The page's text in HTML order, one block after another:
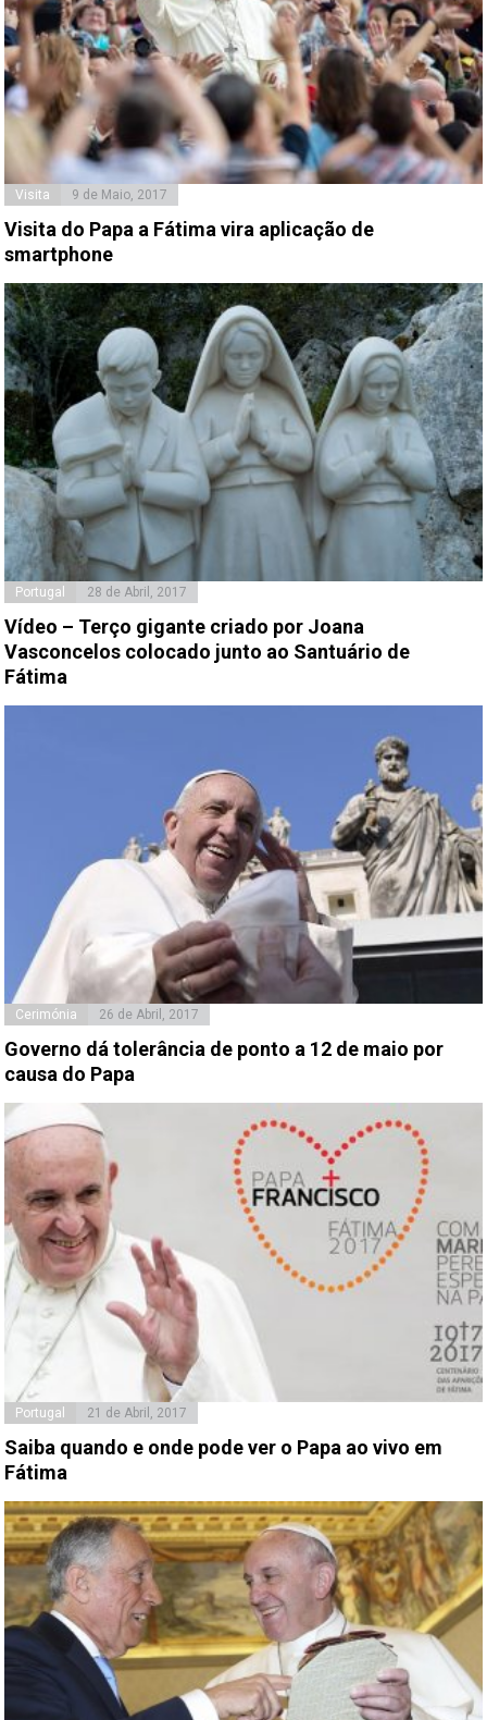
Visita 9 de Maio, 2017
Visita do Papa a Fátima vira aplicação de
smartphone
Portugal 28 de Abril, 2017
Vídeo – Terço gigante criado por Joana
Vasconcelos colocado junto ao Santuário de
Fátima
Cerimónia 26 de Abril, 2017
Governo dá tolerância de ponto a 12 de maio por
causa do Papa
Portugal 21 de Abril, 2017
Saiba quando e onde pode ver o Papa ao vivo em
Fátima